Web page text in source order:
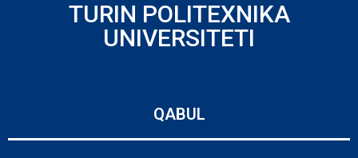
TURIN POLITEXNIKA
UNIVERSITETI
QABUL